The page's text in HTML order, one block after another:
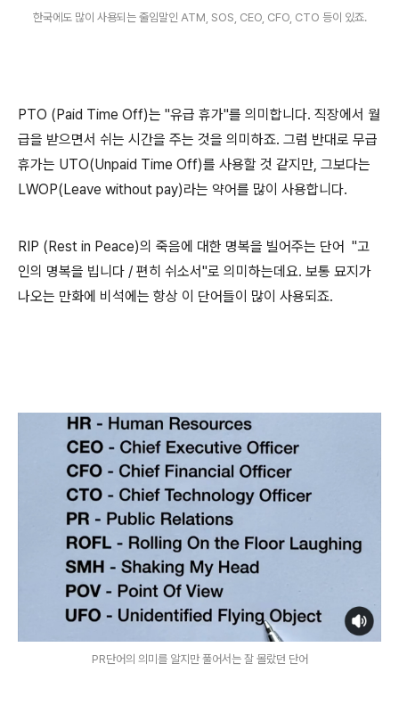
한국에도 많이 사용되는 줄임말인 ATM, SOS, CEO, CFO, CTO 등이 있죠.
PTO (Paid Time Off)는 "유급 휴가"를 의미합니다. 직장에서 월
급을 받으면서 쉬는 시간을 주는 것을 의미하죠. 그럼 반대로 무급
휴가는 UTO(Unpaid Time Off)를 사용할 것 같지만, 그보다는
LWOP(Leave without pay)라는 약어를 많이 사용합니다.
RIP (Rest in Peace)의 죽음에 대한 명복을 빌어주는 단어 "고
인의 명복을 빕니다 / 편히 쉬소서"로 의미하는데요. 보통 묘지가
나오는 만화에 비석에는 항상 이 단어들이 많이 사용되죠.
PR단어의 의미를 알지만 풀어서는 잘 몰랐던 단어